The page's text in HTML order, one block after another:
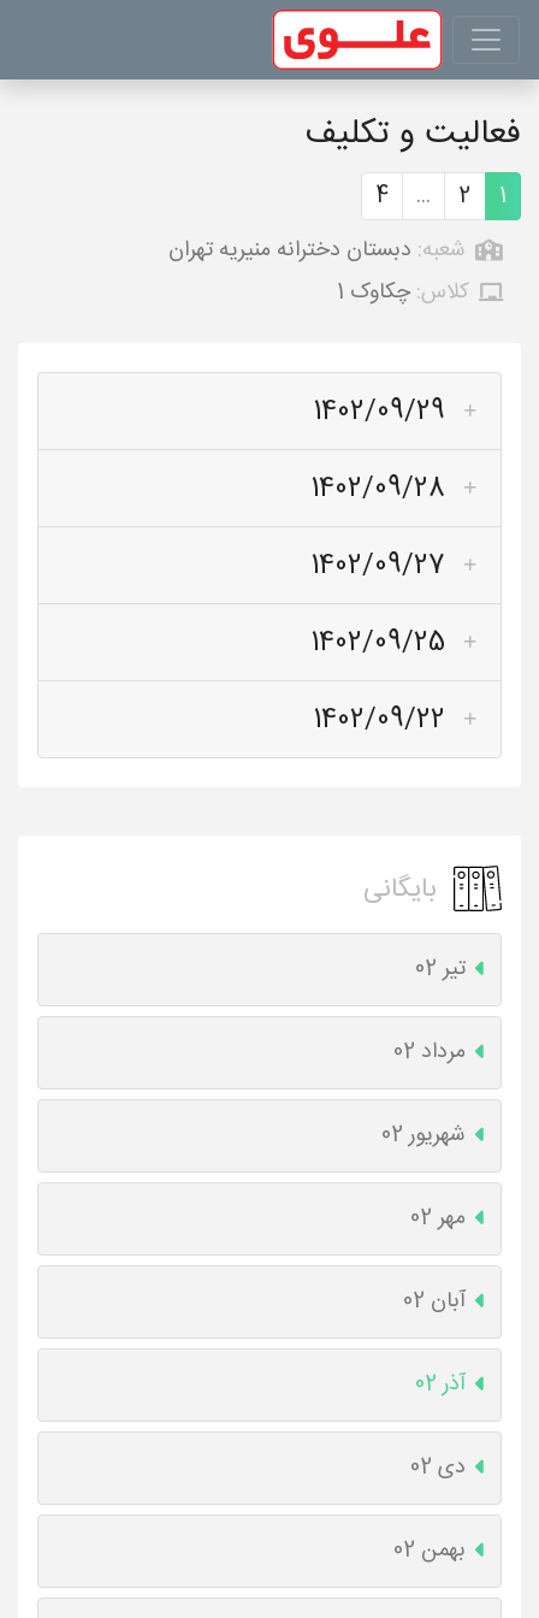
فعالیت و تکلیف
1
2
...
4
شعبه: دبستان دخترانه منیریه تهران
کلاس: چکاوک 1
1402/09/29
1402/09/28
1402/09/27
1402/09/25
1402/09/22
بایگانی
تیر 02
مرداد 02
شهریور 02
مهر 02
آبان 02
آذر 02
دی 02
بهمن 02